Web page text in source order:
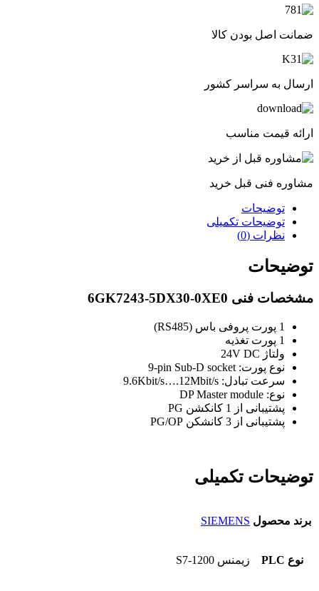
ضمانت اصل بودن کالا
ارسال به سراسر کشور
ارائه قیمت مناسب
مشاوره فنی قبل خرید
توضیحات
توضیحات تکمیلی
نظرات (0)
توضیحات
مشخصات فنی 6GK7243-5DX30-0XE0
1 پورت پروفی باس (RS485)
1 پورت تغذیه
ولتاژ 24V DC
نوع پورت: 9-pin Sub-D socket
سرعت تبادل: 9.6Kbit/s….12Mbit/s
نوع: DP Master module
پشتیبانی از 1 کانکشن PG
پشتیبانی از 3 کانشکن PG/OP
توضیحات تکمیلی
برند محصول SIEMENS
نوع PLC زیمنس S7-1200